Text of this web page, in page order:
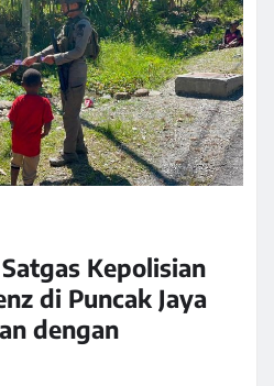
Kepolisian
di Puncak Jaya
dengan